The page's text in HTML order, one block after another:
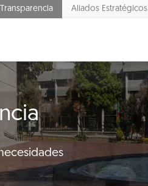
Transparencia Aliados Estratégicos